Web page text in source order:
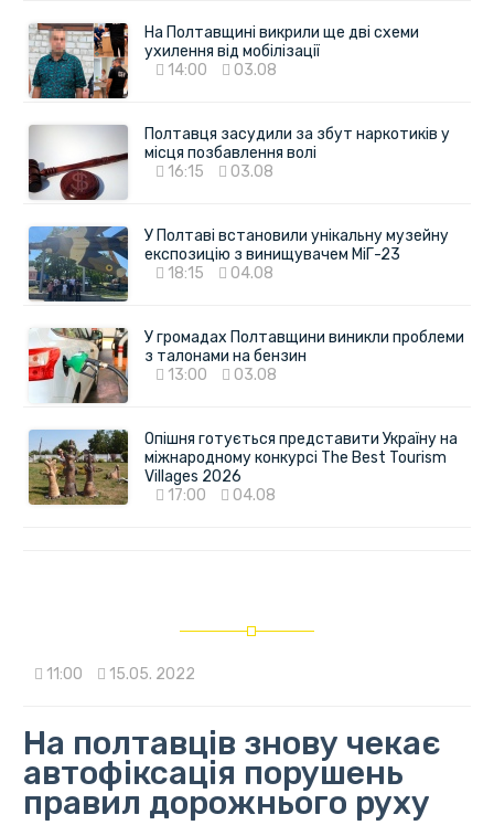
На Полтавщині викрили ще дві схеми
ухилення від мобілізації
14:00
03.08
Полтавця засудили за збут наркотиків у
місця позбавлення волі
16:15
03.08
У Полтаві встановили унікальну музейну
експозицію з винищувачем МіГ-23
18:15
04.08
У громадах Полтавщини виникли проблеми
з талонами на бензин
13:00
03.08
Опішня готується представити Україну на
міжнародному конкурсі The Best Tourism
Villages 2026
17:00
04.08
11:00 15.05. 2022
На полтавців знову чекає
автофіксація порушень
правил дорожнього руху